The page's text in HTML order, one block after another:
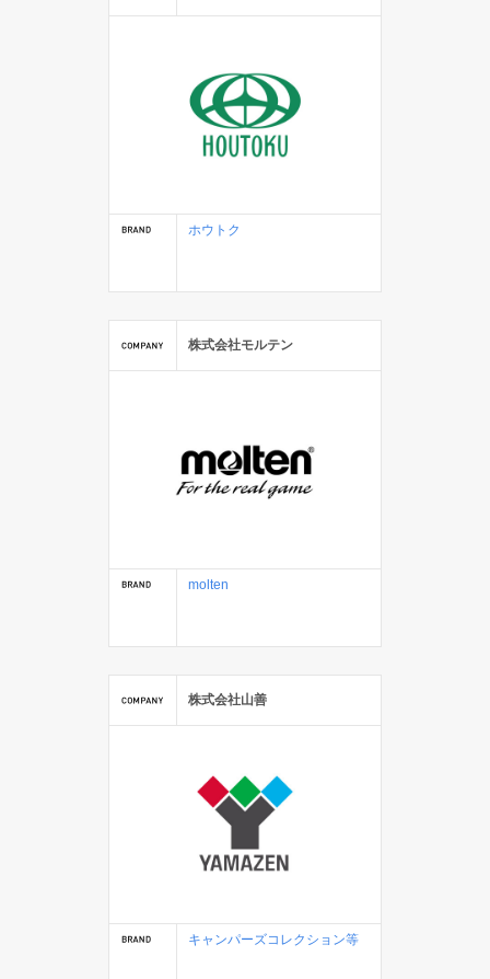
ホウトク
株式会社モルテン
molten
株式会社山善
キャンパーズコレクション等